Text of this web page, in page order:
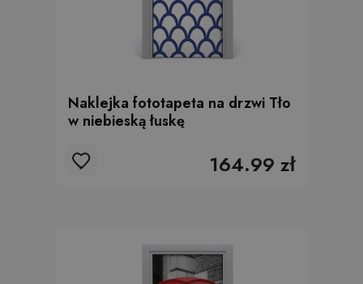
Naklejka fototapeta na drzwi Tło
w niebieską łuskę
164.99 zł